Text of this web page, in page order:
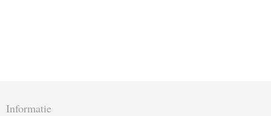
Informatie